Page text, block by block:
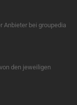
bei groupedia
den jeweiligen